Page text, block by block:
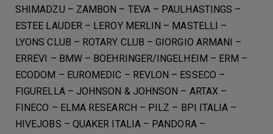
SHIMADZU – ZAMBON – TEVA – PAULHASTINGS –
ESTEE LAUDER – LEROY MERLIN – MASTELLI –
LYONS CLUB – ROTARY CLUB – GIORGIO ARMANI –
ERREVI – BMW – BOEHRINGER/INGELHEIM – ERM –
ECODOM – EUROMEDIC – REVLON – ESSECO –
FIGURELLA – JOHNSON & JOHNSON – ARTAX –
FINECO – ELMA RESEARCH – PILZ – BPI ITALIA –
HIVEJOBS – QUAKER ITALIA – PANDORA –